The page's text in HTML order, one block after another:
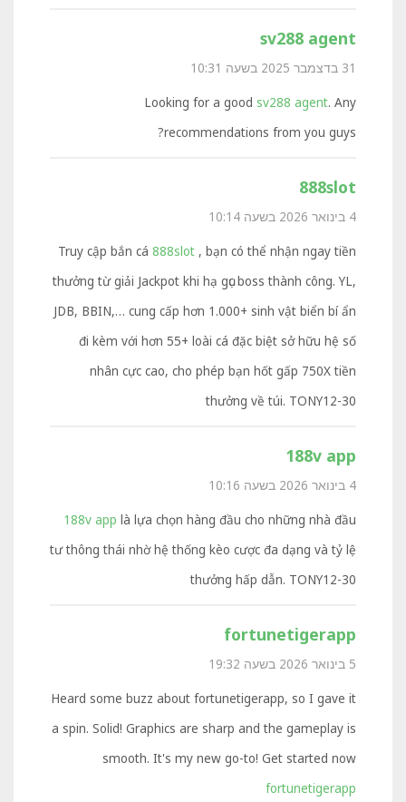
sv288 agent
31 בדצמבר 2025 בשעה 10:31
Looking for a good sv288 agent. Any
recommendations from you guys?
888slot
4 בינואר 2026 בשעה 10:14
Truy cập bắn cá 888slot , bạn có thể nhận ngay tiền
thưởng từ giải Jackpot khi hạ gục boss thành công. YL,
JDB, BBIN,… cung cấp hơn 1.000+ sinh vật biển bí ẩn
đi kèm với hơn 55+ loài cá đặc biệt sở hữu hệ số
nhân cực cao, cho phép bạn hốt gấp 750X tiền
thưởng về túi. TONY12-30
188v app
4 בינואר 2026 בשעה 10:16
188v app là lựa chọn hàng đầu cho những nhà đầu
tư thông thái nhờ hệ thống kèo cược đa dạng và tỷ lệ
thưởng hấp dẫn. TONY12-30
fortunetigerapp
5 בינואר 2026 בשעה 19:32
Heard some buzz about fortunetigerapp, so I gave it
a spin. Solid! Graphics are sharp and the gameplay is
smooth. It's my new go-to! Get started now
fortunetigerapp